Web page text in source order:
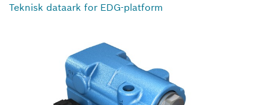
Teknisk dataark for EDG-platform